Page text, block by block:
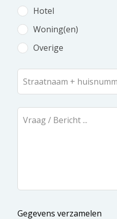
Hotel
Woning(en)
Overige
Gegevens verzamelen